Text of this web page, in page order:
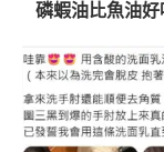
磷蝦油比魚油